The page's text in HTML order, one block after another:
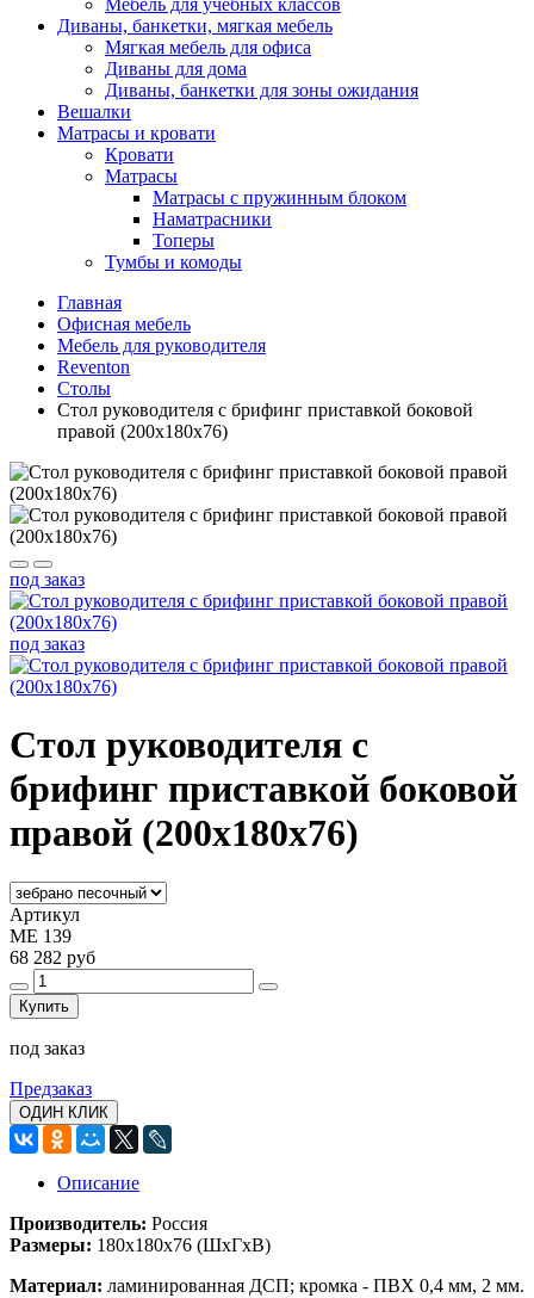
Мебель для учебных классов
Диваны, банкетки, мягкая мебель
Мягкая мебель для офиса
Диваны для дома
Диваны, банкетки для зоны ожидания
Вешалки
Матрасы и кровати
Кровати
Матрасы
Матрасы с пружинным блоком
Наматрасники
Топеры
Тумбы и комоды
Главная
Офисная мебель
Мебель для руководителя
Reventon
Столы
Стол руководителя с брифинг приставкой боковой
правой (200x180x76)
под заказ
под заказ
Стол руководителя с
брифинг приставкой боковой
правой (200x180x76)
Артикул
МЕ 139
68 282 руб
Купить
под заказ
Предзаказ
ОДИН КЛИК
Описание
Производитель: Россия
Размеры: 180x180x76 (ШхГхВ)
Материал: ламинированная ДСП; кромка - ПВХ 0,4 мм, 2 мм.